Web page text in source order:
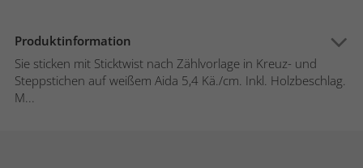
Produktinformation
Sie sticken mit Sticktwist nach Zählvorlage in Kreuz- und
Steppstichen auf weißem Aida 5,4 Kä./cm. Inkl. Holzbeschlag.
M...